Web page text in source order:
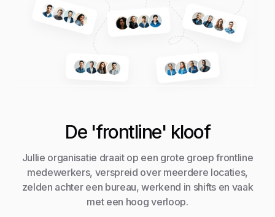
De 'frontline' kloof
Jullie organisatie draait op een grote groep frontline
medewerkers, verspreid over meerdere locaties,
zelden achter een bureau, werkend in shifts en vaak
met een hoog verloop.